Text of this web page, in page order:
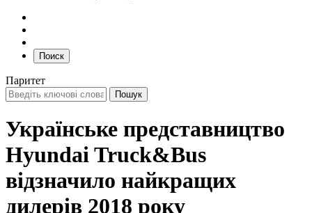
Поиск
Паритет
Українське представництво
Hyundai Truck&Bus
відзначило найкращих
дилерів 2018 року